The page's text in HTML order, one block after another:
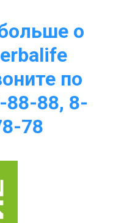
о
по
88-88, 8-
78